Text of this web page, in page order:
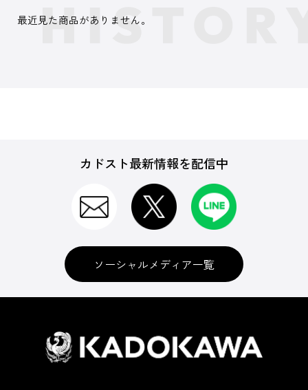
最近見た商品がありません。
カドスト最新情報を配信中
ソーシャルメディア一覧